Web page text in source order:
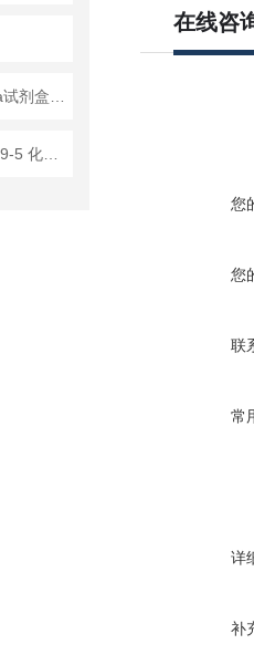
在线咨
您
您
联
常
详
补